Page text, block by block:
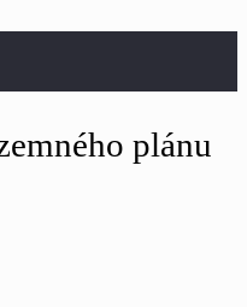
plánu